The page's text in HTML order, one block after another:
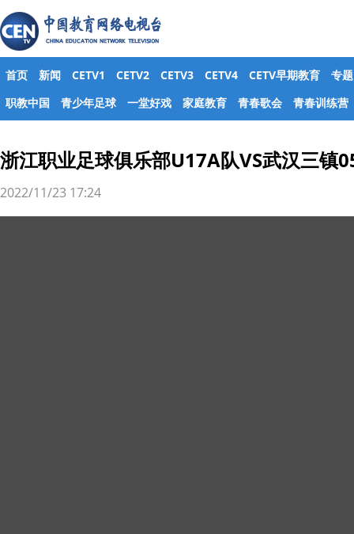
首页 新闻 CETV1 CETV2 CETV3 CETV4 CETV早期教育
专题
职教中国
青少年足球 一堂好戏 家庭教育 青春歌会 青春训练营
浙江职业足球俱乐部U17A队VS武汉三镇
2022/11/23 17:24